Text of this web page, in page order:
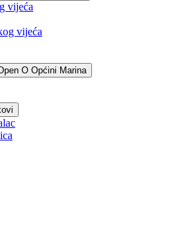
vijeća
vijeća
O Općini Marina